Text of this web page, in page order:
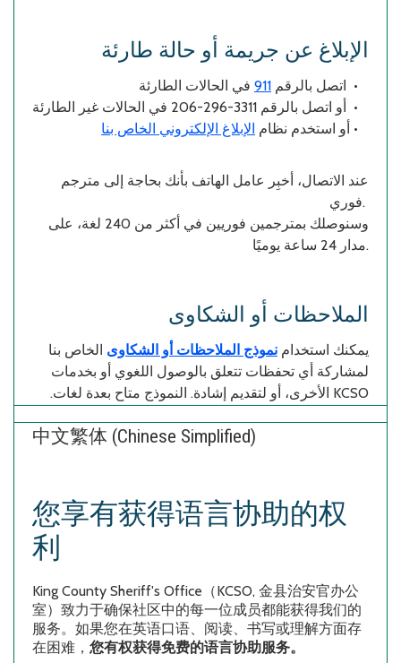
الإبلاغ عن جريمة أو حالة طارئة
اتصل بالرقم 911
في الحالات الطارئة •
أو اتصل بالرقم 3311-296-206 في الحالات غير الطارئة •
أو استخدم نظام الإبلاغ الإلكتروني الخاص بنا •
عند الاتصال، أخبِر عامل الهاتف بأنك بحاجة إلى مترجم
فوري.
وسنوصلك بمترجمين فوريين في أكثر من 240 لغة، على
مدار 24 ساعة يوميًا.
الملاحظات أو الشكاوى
يمكنك استخدام نموذج الملاحظات أو الشكاوى الخاص بنا
لمشاركة أي تحفظات تتعلق بالوصول اللغوي أو بخدمات
KCSO الأخرى، أو لتقديم إشادة. النموذج متاح بعدة لغات.
中文繁体 (Chinese Simplified)
您享有获得语言协助的权
利
King County Sheriff's Office （KCSO, 金县治安官办公
室）致力于确保社区中的每一位成员都能获得我们的
服务。如果您在英语口语、阅读、书写或理解方面存
在困难， 您有权获得免费的语言协助服务。